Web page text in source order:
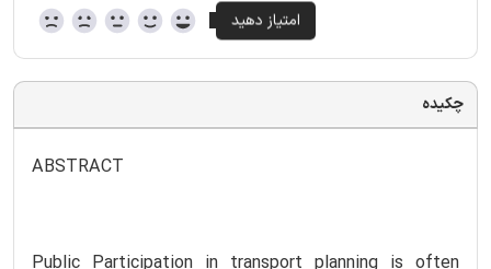
چکیده
ABSTRACT
Public Participation in transport planning is often